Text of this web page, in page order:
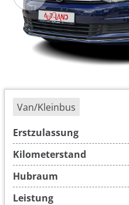
Van/Kleinbus
Erstzulassung
Kilometerstand
Hubraum
Leistung